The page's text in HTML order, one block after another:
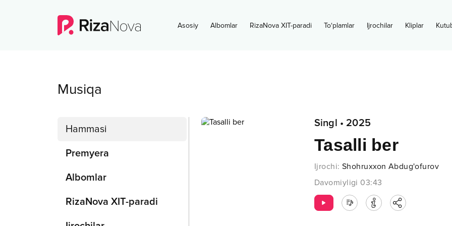
Asosiy Albomlar RizaNova XIT-paradi To‘plamlar Ijrochilar Kliplar
Musiqa
Hammasi
Premyera
Albomlar
RizaNova XIT-paradi
Singl • 2025
Tasalli ber
Ijrochi: Shohruxxon Abdug'ofurov
Davomiyligi 03:43